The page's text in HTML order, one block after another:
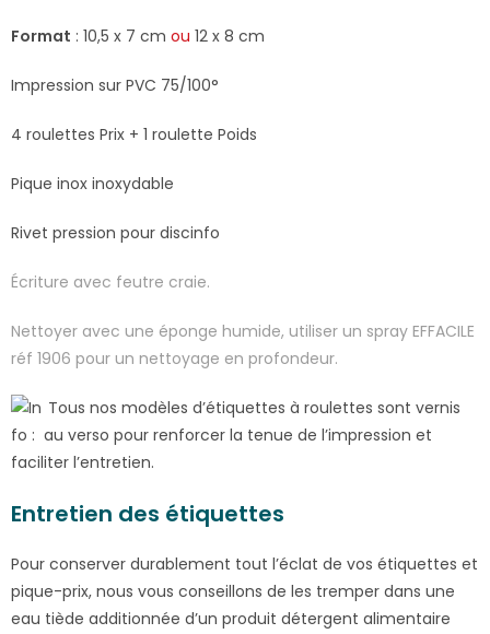
Format : 10,5 x 7 cm ou 12 x 8 cm
Impression sur PVC 75/100°
4 roulettes Prix + 1 roulette Poids
Pique inox inoxydable
Rivet pression pour discinfo
Écriture avec feutre craie.
Nettoyer avec une éponge humide, utiliser un spray EFFACILE
réf 1906 pour un nettoyage en profondeur.
Tous nos modèles d’étiquettes à roulettes sont vernis
au verso pour renforcer la tenue de l’impression et
faciliter l’entretien.
Entretien des étiquettes
Pour conserver durablement tout l’éclat de vos étiquettes et
pique-prix, nous vous conseillons de les tremper dans une
eau tiède additionnée d’un produit détergent alimentaire